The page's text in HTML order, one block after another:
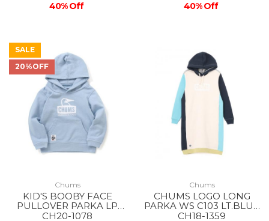
40% Off 40% Off
SALE
20%OFF
Chums
KID'S BOOBY FACE
PULLOVER PARKA LP
A019 SAX
CH20-1078
Chums
CHUMS LOGO LONG
PARKA WS C103 LT.BLUE
CRAZY
CH18-1359